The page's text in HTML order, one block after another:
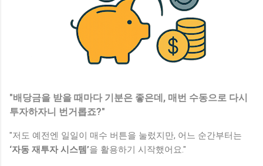
"배당금을 받을 때마다 기분은 좋은데, 매번 수동으로 다시
투자하자니 번거롭죠?"
"저도 예전엔 일일이 매수 버튼을 눌렀지만, 어느 순간부터는
‘자동 재투자 시스템’을 활용하기 시작했어요."